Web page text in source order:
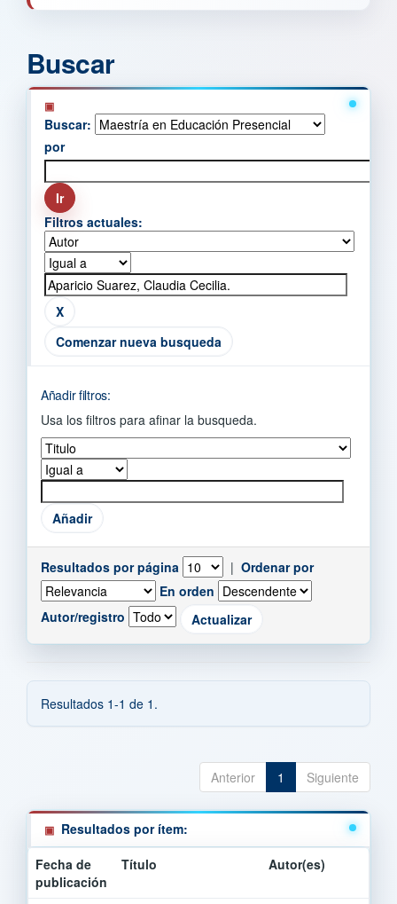
Buscar
Buscar:
por
Filtros actuales:
Comenzar nueva busqueda
Añadir filtros:
Usa los filtros para afinar la busqueda.
Resultados por página | Ordenar por
En orden
Autor/registro
Resultados 1-1 de 1.
Anterior 1 Siguiente
Resultados por ítem:
Fecha de
publicación
Título Autor(es)